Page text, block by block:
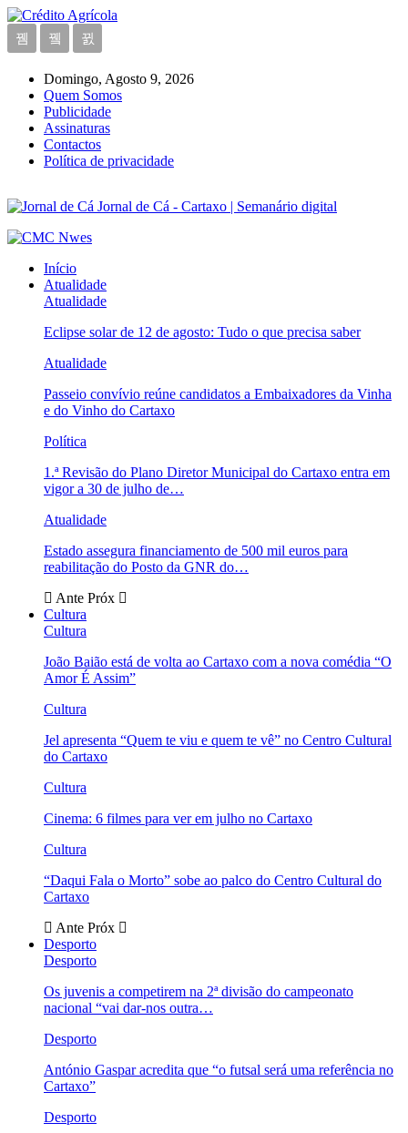
Domingo, Agosto 9, 2026
Quem Somos
Publicidade
Assinaturas
Contactos
Política de privacidade
Jornal de Cá - Cartaxo | Semanário digital
Início
Atualidade
Atualidade
Eclipse solar de 12 de agosto: Tudo o que precisa saber
Atualidade
Passeio convívio reúne candidatos a Embaixadores da Vinha
e do Vinho do Cartaxo
Política
1.ª Revisão do Plano Diretor Municipal do Cartaxo entra em
vigor a 30 de julho de…
Atualidade
Estado assegura financiamento de 500 mil euros para
reabilitação do Posto da GNR do…
Ante Próx
Cultura
Cultura
João Baião está de volta ao Cartaxo com a nova comédia “O
Amor É Assim”
Cultura
Jel apresenta “Quem te viu e quem te vê” no Centro Cultural
do Cartaxo
Cultura
Cinema: 6 filmes para ver em julho no Cartaxo
Cultura
“Daqui Fala o Morto” sobe ao palco do Centro Cultural do
Cartaxo
Ante Próx
Desporto
Desporto
Os juvenis a competirem na 2ª divisão do campeonato
nacional “vai dar-nos outra…
Desporto
António Gaspar acredita que “o futsal será uma referência no
Cartaxo”
Desporto